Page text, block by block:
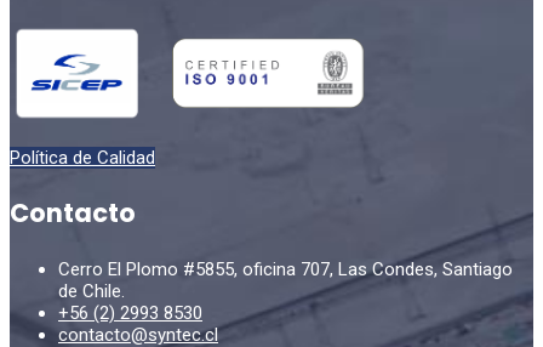
Política de Calidad
Contacto
Cerro El Plomo #5855, oficina 707, Las Condes, Santiago
de Chile.
+56 (2) 2993 8530
contacto@syntec.cl